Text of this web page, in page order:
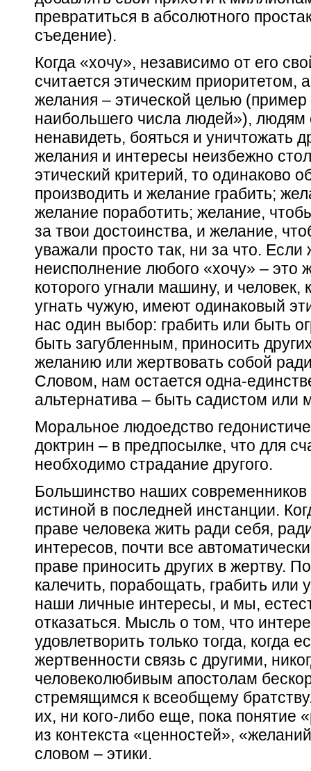
превратиться в абсолютного
съедение).
Когда «хочу», независимо от его
считается этическим приоритетом,
желания – этической целью
наибольшего числа людей»), людям
ненавидеть, бояться и уничтожать
желания и интересы неизбежно
этический критерий, то одинаково
производить и желание грабить;
желание поработить; желание,
за твои достоинства, и желание,
уважали просто так, ни за что. Если
неисполнение любого «хочу» – это
которого угнали машину, и
угнать чужую, имеют одинаковый
нас один выбор: грабить или быть
быть загубленным, приносить
желанию или жертвовать собой
Словом, нам остается одна-
альтернатива – быть садистом или
Моральное людоедство
доктрин – в предпосылке, что для
необходимо страдание другого.
Большинство наших современников
истиной в последней инстанции.
праве человека жить ради себя,
интересов, почти все
праве приносить других в жертву.
калечить, порабощать, грабить или
наши личные интересы, и мы,
отказаться. Мысль о том, что
удовлетворить только тогда, когда
жертвенности связь с другими,
человеколюбивым апостолам
стремящимся к всеобщему
их, ни кого-либо еще, пока понятие
из контекста «ценностей»,
словом – этики.